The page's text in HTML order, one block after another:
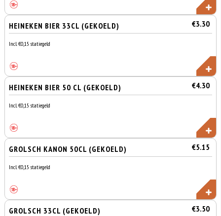
HEINEKEN BIER 33CL (GEKOELD) €3.30
Incl. €0,15 statiegeld
HEINEKEN BIER 50 CL (GEKOELD) €4.30
Incl. €0,15 statiegeld
GROLSCH KANON 50CL (GEKOELD) €5.15
Incl. €0,15 statiegeld
GROLSCH 33CL (GEKOELD) €3.50